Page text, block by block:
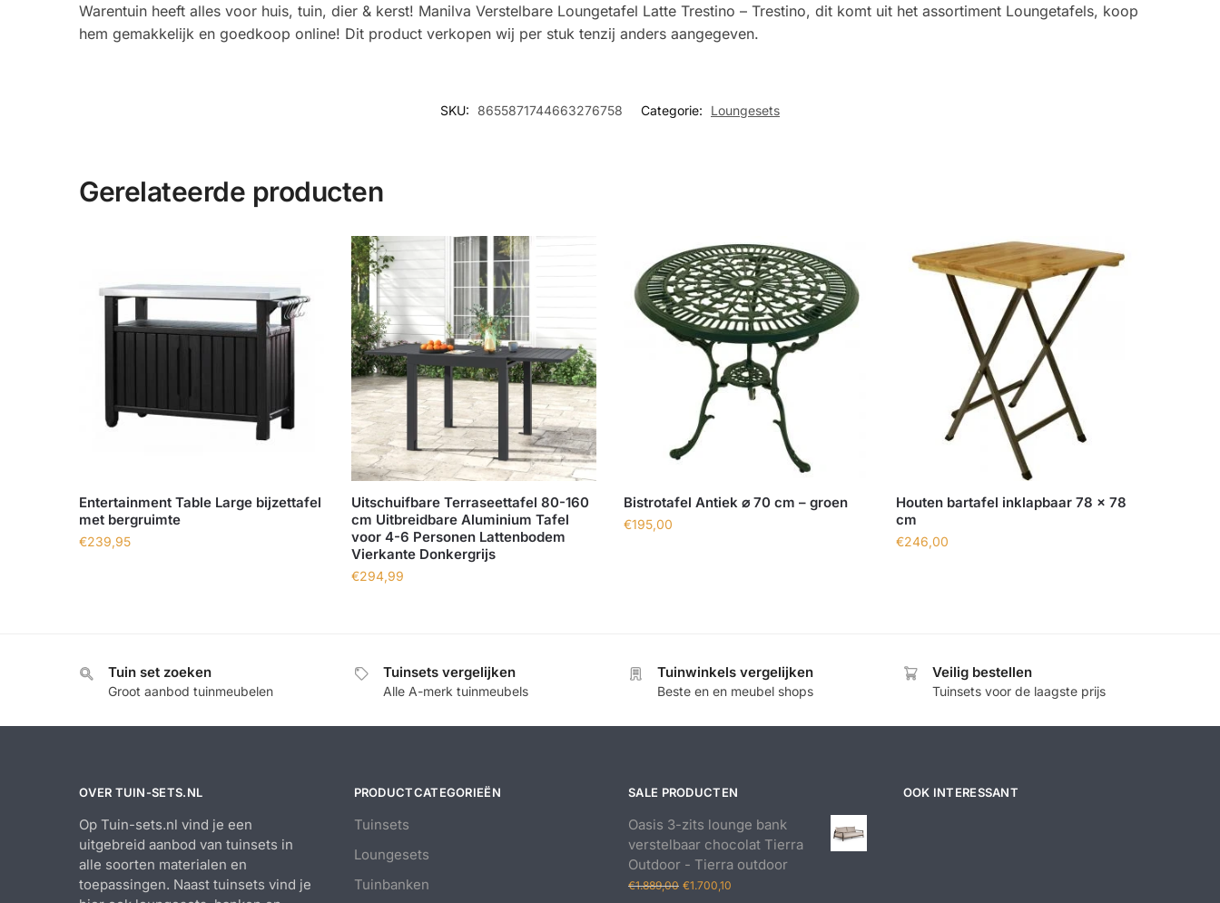
Warentuin heeft alles voor huis, tuin, dier & kerst! Manilva Verstelbare Loungetafel Latte Trestino – Trestino, dit komt uit het assortiment Loungetafels, koop
hem gemakkelijk en goedkoop online! Dit product verkopen wij per stuk tenzij anders aangegeven.
SKU: 8655871744663276758 Categorie: Loungesets
Gerelateerde producten
Entertainment Table Large bijzettafel
met bergruimte
€239,95
Uitschuifbare Terraseettafel 80-160
cm Uitbreidbare Aluminium Tafel
voor 4-6 Personen Lattenbodem
Vierkante Donkergrijs
€294,99
Bistrotafel Antiek ⌀ 70 cm – groen
€195,00
Houten bartafel inklapbaar 78 x 78
cm
€246,00
Tuin set zoeken
Groot aanbod tuinmeubelen
Tuinsets vergelijken
Alle A-merk tuinmeubels
Tuinwinkels vergelijken
Beste en en meubel shops
Veilig bestellen
Tuinsets voor de laagste prijs
OVER TUIN-SETS.NL
Op Tuin-sets.nl vind je een
uitgebreid aanbod van tuinsets in
alle soorten materialen en
toepassingen. Naast tuinsets vind je
PRODUCTCATEGORIEËN
Tuinsets
Loungesets
Tuinbanken
SALE PRODUCTEN
Oasis 3-zits lounge bank
verstelbaar chocolat Tierra
Outdoor - Tierra outdoor
€1.889,00 Oorspronkelijke
€1.700,10
OOK INTERESSANT